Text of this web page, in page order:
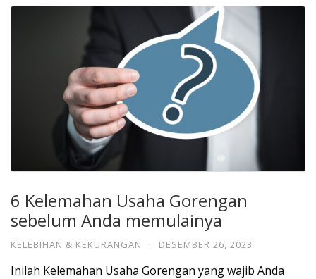
6 Kelemahan Usaha Gorengan
sebelum Anda memulainya
KELEBIHAN & KEKURANGAN · DESEMBER 26, 2023
Inilah Kelemahan Usaha Gorengan yang wajib Anda